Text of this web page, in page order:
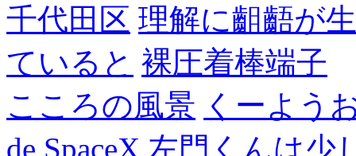
千代田区 理解に齟齬が
ていると 裸圧着棒端子
こころの風景 くーよう
de SpaceX 左門くんは少